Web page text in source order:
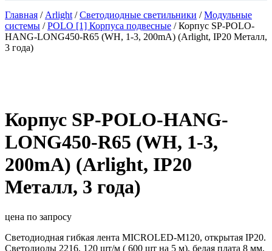
Главная / Arlight /Светодиодные светильники /Модульные
системы /POLO [1] Корпуса подвесные / Корпус SP-POLO-
HANG-LONG450-R65 (WH, 1-3, 200mA) (Arlight, IP20 Металл,
3 года)
Корпус SP-POLO-HANG-
LONG450-R65 (WH, 1-3,
200mA) (Arlight, IP20
Металл, 3 года)
цена по запросу
Светодиодная гибкая лента MICROLED-M120, открытая IP20.
Светодиоды 2216, 120 шт/м ( 600 шт на 5 м), белая плата 8 мм,